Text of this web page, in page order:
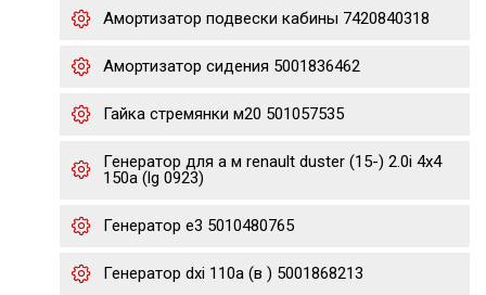
Амортизатор подвески кабины 7420840318
Амортизатор сидения 5001836462
Гайка стремянки м20 501057535
Генератор для а м renault duster (15-) 2.0i 4x4
150a (lg 0923)
Генератор е3 5010480765
Генератор dxi 110a (в ) 5001868213